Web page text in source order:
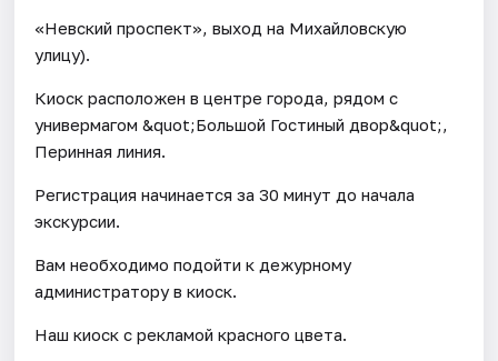
«Невский проспект», выход на Михайловскую
улицу).
Киоск расположен в центре города, рядом с
универмагом &quot;Большой Гостиный двор&quot;,
Перинная линия.
Регистрация начинается за 30 минут до начала
экскурсии.
Вам необходимо подойти к дежурному
администратору в киоск.
Наш киоск с рекламой красного цвета.